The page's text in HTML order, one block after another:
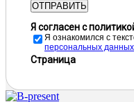
ОТПРАВИТЬ
Я согласен с
Я ознакомился с
персональных данных
Страница